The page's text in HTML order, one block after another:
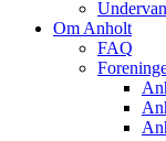
Om Anholt
FAQ